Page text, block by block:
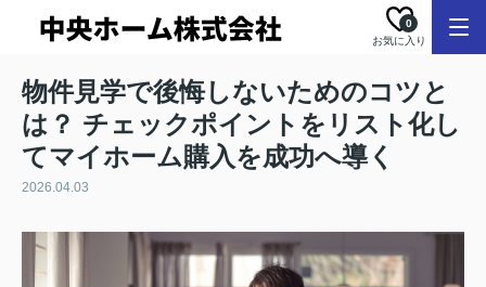
お気に入り
0
物件見学で後悔しないためのコツと
は？ チェックポイントをリスト化し
てマイホーム購入を成功へ導く
2026.04.03